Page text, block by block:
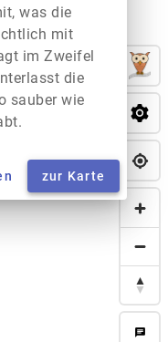
chat
was die
mit
im Zweifel
die
sauber wie
zur Karte